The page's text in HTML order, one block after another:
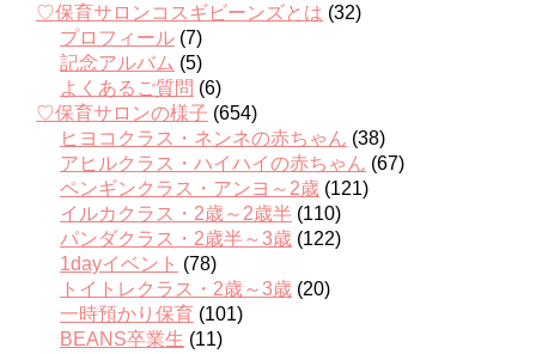
♡保育サロンコスギビーンズとは (32)
プロフィール (7)
記念アルバム (5)
よくあるご質問 (6)
♡保育サロンの様子 (654)
ヒヨコクラス・ネンネの赤ちゃん (38)
アヒルクラス・ハイハイの赤ちゃん (67)
ペンギンクラス・アンヨ～2歳 (121)
イルカクラス・2歳～2歳半 (110)
パンダクラス・2歳半～3歳 (122)
1dayイベント (78)
トイトレクラス・2歳～3歳 (20)
一時預かり保育 (101)
BEANS卒業生 (11)